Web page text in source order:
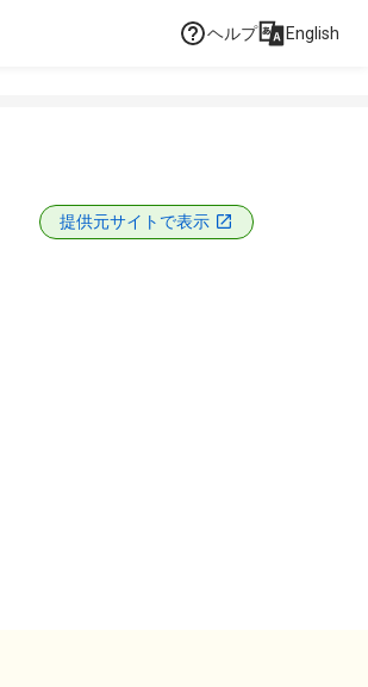
ヘルプ English
提供元サイトで表示